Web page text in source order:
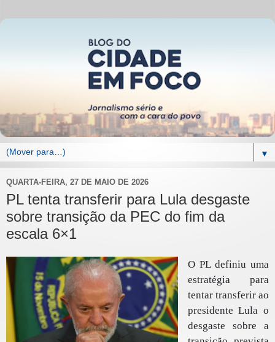
▼
QUARTA-FEIRA, 27 DE MAIO DE 2026
PL tenta transferir para Lula desgaste
sobre transição da PEC do fim da
escala 6×1
O PL definiu uma
estratégia para
tentar transferir ao
presidente Lula o
desgaste sobre a